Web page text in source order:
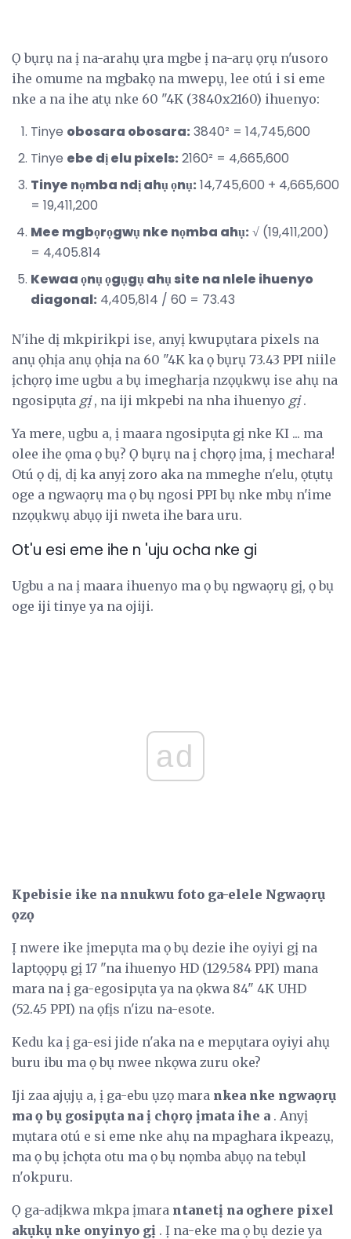
Ọ bụrụ na ị na-arahụ ụra mgbe ị na-arụ ọrụ n'usoro
ihe omume na mgbakọ na mwepụ, lee otú i si eme
nke a na ihe atụ nke 60 "4K (3840x2160) ihuenyo:
Tinye obosara obosara: 3840² = 14,745,600
Tinye ebe dị elu pixels: 2160² = 4,665,600
Tinye nọmba ndị ahụ ọnụ: 14,745,600 + 4,665,600
= 19,411,200
Mee mgbọrọgwụ nke nọmba ahụ: √ (19,411,200)
= 4,405.814
Kewaa ọnụ ọgụgụ ahụ site na nlele ihuenyo
diagonal: 4,405,814 / 60 = 73.43
N'ihe dị mkpirikpi ise, anyị kwupụtara pixels na
anụ ọhịa anụ ọhịa na 60 "4K ka ọ bụrụ 73.43 PPI niile
ịchọrọ ime ugbu a bụ imegharịa nzọụkwụ ise ahụ na
ngosipụta gị, na iji mkpebi na nha ihuenyo gị.
Ya mere, ugbu a, ị maara ngosipụta gị nke KI ... ma
olee ihe ọma ọ bụ? Ọ bụrụ na ị chọrọ ịma, ị mechara!
Otú ọ dị, dị ka anyị zoro aka na mmeghe n'elu, ọtụtụ
oge a ngwaọrụ ma ọ bụ ngosi PPI bụ nke mbụ n'ime
nzọụkwụ abụọ iji nweta ihe bara uru.
Ot'u esi eme ihe n 'uju ocha nke gi
Ugbu a na ị maara ihuenyo ma ọ bụ ngwaọrụ gị, ọ bụ
oge iji tinye ya na ojiji.
ad
Kpebisie ike na nnukwu foto ga-elele Ngwaọrụ
ọzọ
Ị nwere ike ịmepụta ma ọ bụ dezie ihe oyiyi gị na
laptọọpụ gị 17 "na ihuenyo HD (129.584 PPI) mana
mara na ị ga-egosipụta ya na ọkwa 84" 4K UHD
(52.45 PPI) na ọfịs n'izu na-esote.
Kedu ka ị ga-esi jide n'aka na e mepụtara oyiyi ahụ
buru ibu ma ọ bụ nwee nkọwa zuru oke?
Iji zaa ajụjụ a, ị ga-ebu ụzọ mara nkea nke ngwaọrụ
ma ọ bụ gosipụta na ị chọrọ ịmata ihe a . Anyị
mụtara otú e si eme nke ahụ na mpaghara ikpeazụ,
ma ọ bụ ịchọta otu ma ọ bụ nọmba abụọ na tebụl
n'okpuru.
Ọ ga-adịkwa mkpa ịmara ntanetị na oghere pixel
akụkụ nke onyinyo gị . Ị na-eke ma ọ bụ dezie ya